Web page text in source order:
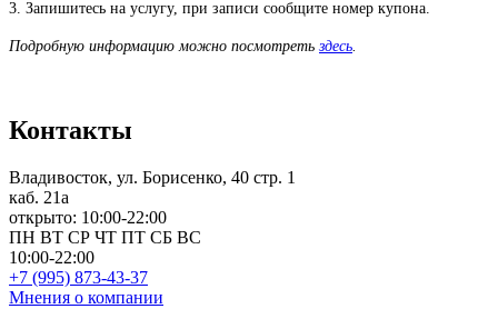
3. Запишитесь на услугу, при записи сообщите номер купона.
Подробную информацию можно посмотреть здесь.
Контакты
Владивосток, ул. Борисенко, 40 стр. 1
каб. 21а
открыто: 10:00-22:00
ПН ВТ СР ЧТ ПТ СБ ВС
10:00-22:00
+7 (995) 873-43-37
Мнения о компании